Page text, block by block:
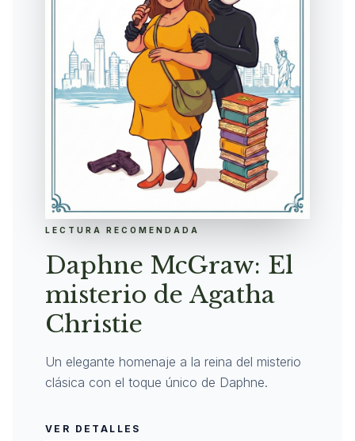
LECTURA RECOMENDADA
Daphne McGraw: El
misterio de Agatha
Christie
Un elegante homenaje a la reina del misterio
clásica con el toque único de Daphne.
VER DETALLES